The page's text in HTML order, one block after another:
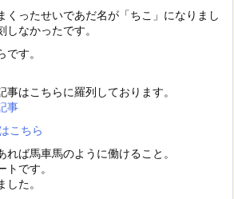
くったせいであだ名が「ちこ」になりまし
なかったです。
す。
はこちらに羅列しております。
事
こちら
ば馬車馬のように働けること。
です。
た。